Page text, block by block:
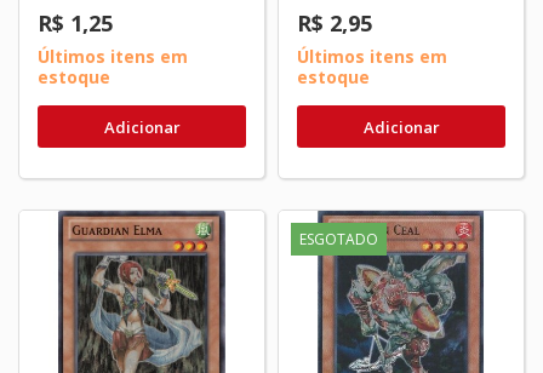
R$ 1,25
Últimos itens em
estoque
Adicionar
R$ 2,95
Últimos itens em
estoque
Adicionar
ESGOTADO